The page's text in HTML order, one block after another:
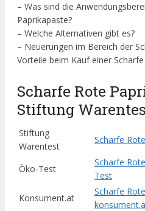
– Was sind die
Paprikapaste?
– Welche Alternativen gibt es?
– Neuerungen im Bereich der
Vorteile beim Kauf einer
Scharfe Rote
Stiftung
Stiftung
Warentest
Scharfe
Öko-Test
Scharfe
Test
Konsument.at
Scharfe